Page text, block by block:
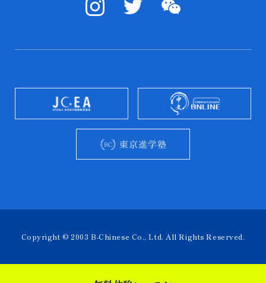
Copyright © 2003 B-Chinese Co., Ltd. All Rights Reserved.